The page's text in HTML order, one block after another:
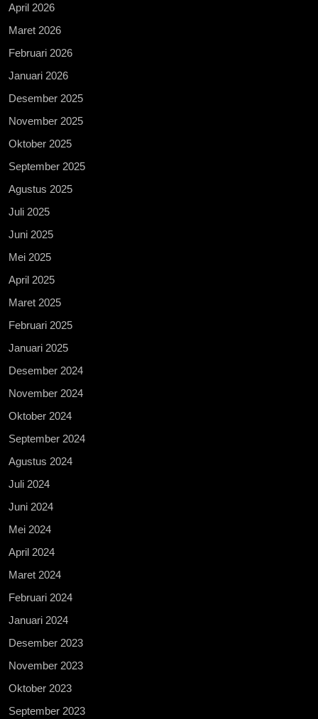
April 2026
Maret 2026
Februari 2026
Januari 2026
Desember 2025
November 2025
Oktober 2025
September 2025
Agustus 2025
Juli 2025
Juni 2025
Mei 2025
April 2025
Maret 2025
Februari 2025
Januari 2025
Desember 2024
November 2024
Oktober 2024
September 2024
Agustus 2024
Juli 2024
Juni 2024
Mei 2024
April 2024
Maret 2024
Februari 2024
Januari 2024
Desember 2023
November 2023
Oktober 2023
September 2023